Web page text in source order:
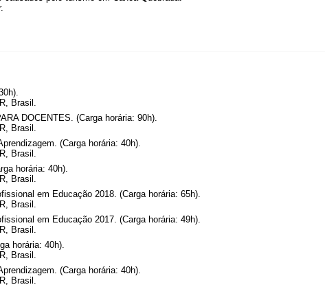
Brasil.
DOCENTES. (Carga horária: 90h).
Brasil.
(Carga horária: 40h).
Brasil.
horária: 40h).
Brasil.
em Educação 2018. (Carga horária: 65h).
Brasil.
em Educação 2017. (Carga horária: 49h).
Brasil.
horária: 40h).
Brasil.
(Carga horária: 40h).
Brasil.